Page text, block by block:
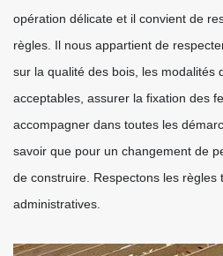
opération délicate et il convient de
règles. Il nous appartient de
sur la qualité des bois, les modalités
acceptables, assurer la fixation des
accompagner dans toutes les
savoir que pour un changement de
de construire. Respectons les règles
administratives.